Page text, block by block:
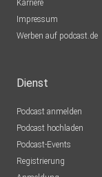
Karriere
Impressum
Werben auf podcast.de
Dienst
Podcast anmelden
Podcast hochladen
Podcast-Events
Registrierung